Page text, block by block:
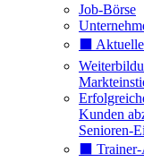
Job-Börse
⬛️
Kunden
Senioren-
⬛️